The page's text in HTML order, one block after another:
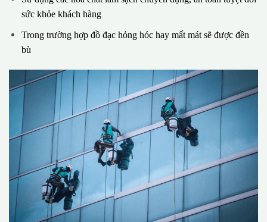
sức khỏe khách hàng
Trong trường hợp đồ đạc hỏng hóc hay mất mát sẽ được đền
bù